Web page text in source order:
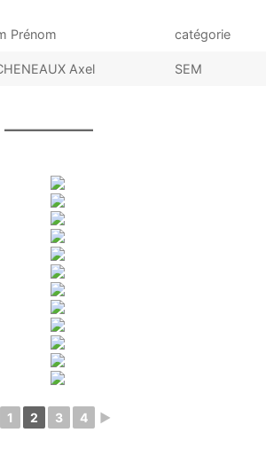
Prénom catégorie
Axel SEM
1 2 3 4 ►